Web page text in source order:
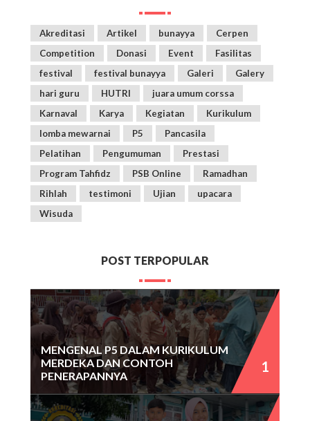
Akreditasi Artikel bunayya
Cerpen
Competition
Donasi Event
Fasilitas
festival
festival bunayya Galeri
Galery
hari guru
HUTRI
juara umum corssa
Karnaval
Karya Kegiatan
Kurikulum
lomba mewarnai
P5
Pancasila
Pelatihan
Pengumuman
Prestasi
Program Tahfidz
PSB Online
Ramadhan
Rihlah
testimoni Ujian
upacara
Wisuda
POST TERPOPULAR
MENGENAL P5 DALAM KURIKULUM
MERDEKA DAN CONTOH
PENERAPANNYA